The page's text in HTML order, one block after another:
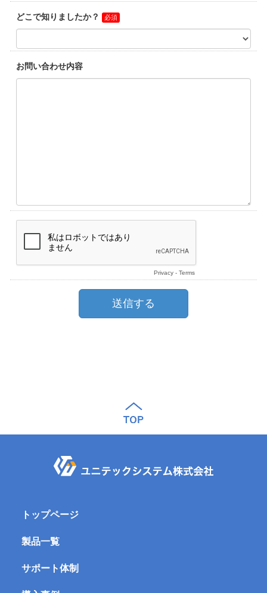
トップページ
製品一覧
サポート体制